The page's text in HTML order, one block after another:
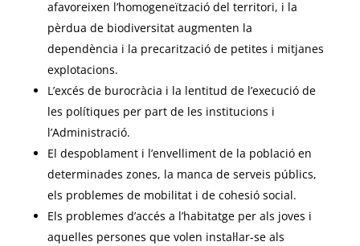
afavoreixen l’homogeneïtzació del territori, i la
pèrdua de biodiversitat augmenten la
dependència i la precarització de petites i mitjanes
explotacions.
L’excés de burocràcia i la lentitud de l’execució de
les polítiques per part de les institucions i
l’Administració.
El despoblament i l’envelliment de la població en
determinades zones, la manca de serveis públics,
els problemes de mobilitat i de cohesió social.
Els problemes d’accés a l’habitatge per als joves i
aquelles persones que volen instal·lar-se als